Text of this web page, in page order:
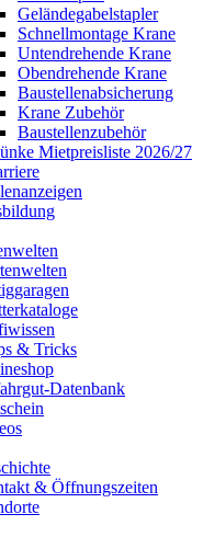
Geländegabelstapler
Schnellmontage Krane
Untendrehende Krane
Obendrehende Krane
Baustellenabsicherung
Krane Zubehör
Baustellenzubehör
Mietpreisliste 2026/27
& Tricks
Datenbank
& Öffnungszeiten